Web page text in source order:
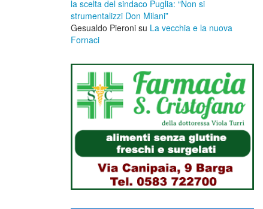
la scelta del sindaco Puglia: “Non si
strumentalizzi Don Milani”
Gesualdo Pieroni su La vecchia e la nuova
Fornaci